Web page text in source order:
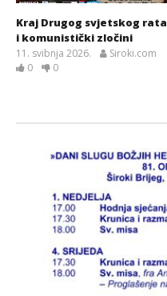
Kraj Drugog svjetskog rata
i komunistički zločini
11. svibnja 2026.
Siroki.com
0
0